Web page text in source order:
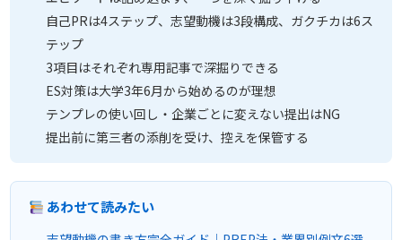
自己PRは4ステップ、志望動機は3段構成、ガクチカは6ス
テップ
3項目はそれぞれ専用記事で深掘りできる
ES対策は大学3年6月から始めるのが理想
テンプレの使い回し・企業ごとに変えない提出はNG
提出前に第三者の添削を受け、控えを保管する
あわせて読みたい